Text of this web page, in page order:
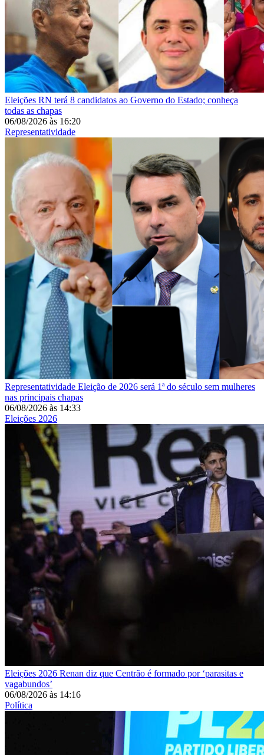
Eleições RN terá 8 candidatos ao Governo do Estado; conheça
todas as chapas
06/08/2026 às 16:20
Representatividade
Representatividade Eleição de 2026 será 1ª do século sem mulheres
nas principais chapas
06/08/2026 às 14:33
Eleições 2026
Eleições 2026 Renan diz que Centrão é formado por ‘parasitas e
vagabundos’
06/08/2026 às 14:16
Política